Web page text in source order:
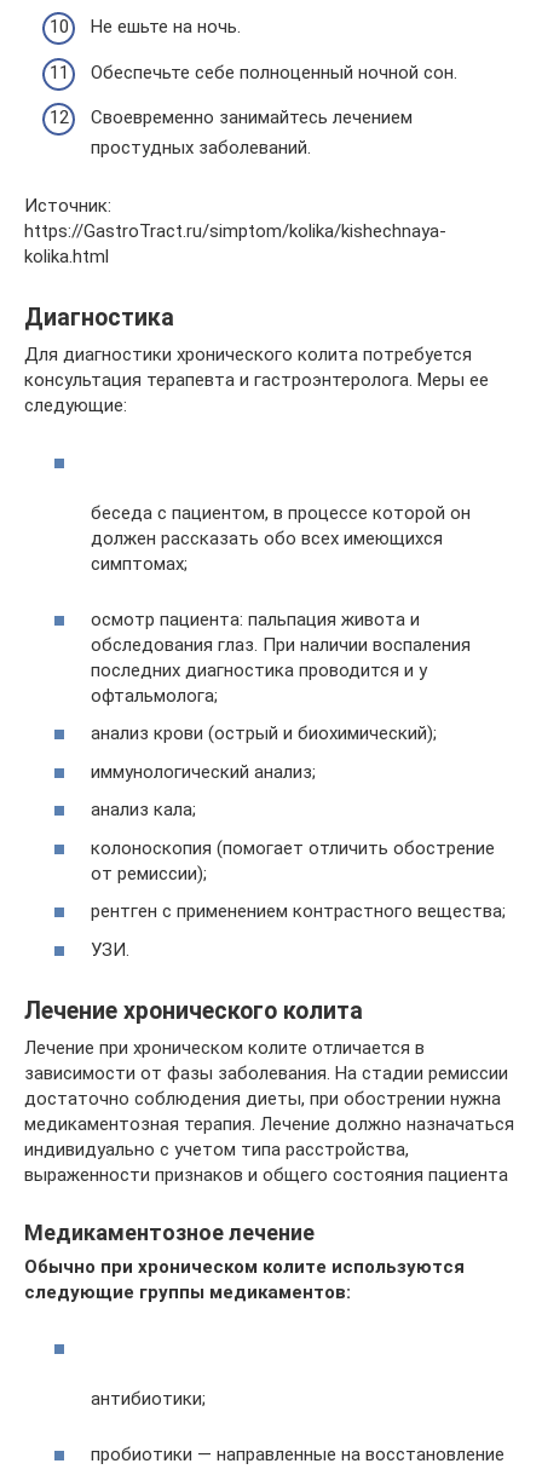
Не ешьте на ночь.
Обеспечьте себе полноценный ночной сон.
Своевременно занимайтесь лечением
простудных заболеваний.
Источник:
https://GastroTract.ru/simptom/kolika/kishechnaya-
kolika.html
Диагностика
Для диагностики хронического колита потребуется
консультация терапевта и гастроэнтеролога. Меры ее
следующие:
беседа с пациентом, в процессе которой он
должен рассказать обо всех имеющихся
симптомах;
осмотр пациента: пальпация живота и
обследования глаз. При наличии воспаления
последних диагностика проводится и у
офтальмолога;
анализ крови (острый и биохимический);
иммунологический анализ;
анализ кала;
колоноскопия (помогает отличить обострение
от ремиссии);
рентген с применением контрастного вещества;
УЗИ.
Лечение хронического колита
Лечение при хроническом колите отличается в
зависимости от фазы заболевания. На стадии ремиссии
достаточно соблюдения диеты, при обострении нужна
медикаментозная терапия. Лечение должно назначаться
индивидуально с учетом типа расстройства,
выраженности признаков и общего состояния пациента
Медикаментозное лечение
Обычно при хроническом колите используются
следующие группы медикаментов:
антибиотики;
пробиотики — направленные на восстановление